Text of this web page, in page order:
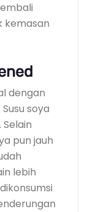
kemasan
dengan
soya
pun jauh
lebih